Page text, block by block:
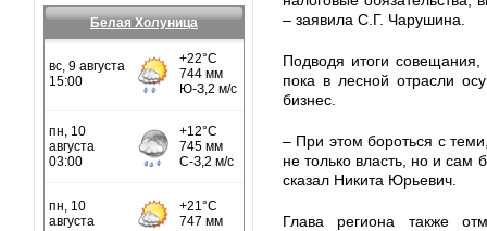
Белая Холуница
– заявила С.Г. Чарушина.
Подводя итоги
пока в лесной отрасли
бизнес.
– При этом бороться с
не только власть, но и сам
сказал Никита Юрьевич.
Глава региона также